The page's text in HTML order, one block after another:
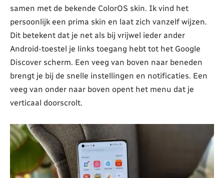
samen met de bekende ColorOS skin. Ik vind het
persoonlijk een prima skin en laat zich vanzelf wijzen.
Dit betekent dat je net als bij vrijwel ieder ander
Android-toestel je links toegang hebt tot het Google
Discover scherm. Een veeg van boven naar beneden
brengt je bij de snelle instellingen en notificaties. Een
veeg van onder naar boven opent het menu dat je
verticaal doorscrolt.